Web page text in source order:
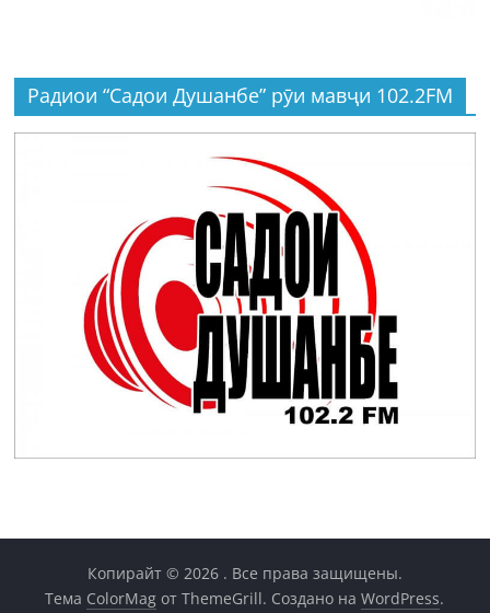
Радиои “Садои Душанбе” рӯи мавҷи 102.2FM
Копирайт © 2026 . Все права защищены.
Тема ColorMag от ThemeGrill. Создано наWordPress.